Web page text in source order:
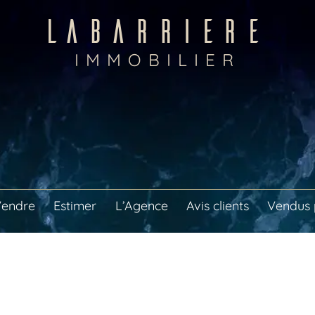
LABARRIERE
IMMOBILIER
Estimer L’Agence Avis clients Vendus